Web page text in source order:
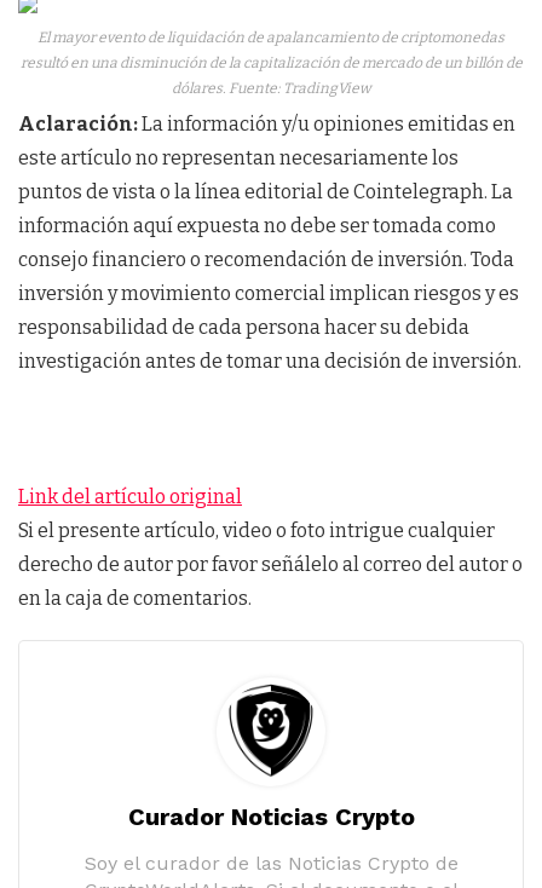
El mayor evento de liquidación de apalancamiento de criptomonedas
resultó en una disminución de la capitalización de mercado de un billón de
dólares. Fuente: TradingView
Aclaración:La información y/u opiniones emitidas en
este artículo no representan necesariamente los
puntos de vista o la línea editorial de Cointelegraph. La
información aquí expuesta no debe ser tomada como
consejo financiero o recomendación de inversión. Toda
inversión y movimiento comercial implican riesgos y es
responsabilidad de cada persona hacer su debida
investigación antes de tomar una decisión de inversión.
Link del artículo original
Si el presente artículo, video o foto intrigue cualquier
derecho de autor por favor señálelo al correo del autor o
en la caja de comentarios.
Curador Noticias Crypto
Soy el curador de las Noticias Crypto de